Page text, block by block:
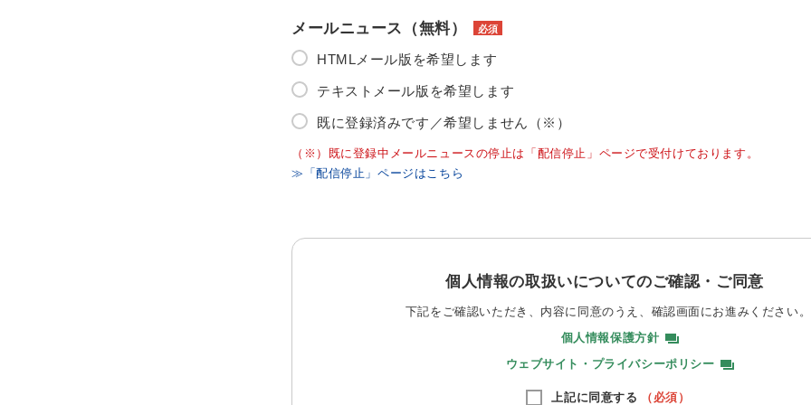
メールニュース（無料） 必須
HTMLメール版を希望します
テキストメール版を希望します
既に登録済みです／希望しません（※）
（※）既に登録中メールニュースの停止は「配信停止」ページで受付けております。
≫「配信停止」ページはこちら
個人情報の取扱いについてのご確認・ご同意
下記をご確認いただき、内容に同意のうえ、 確認画面にお進みください。
個人情報保護方針
ウェブサイト・プライバシーポリシー
上記に同意する （必須）